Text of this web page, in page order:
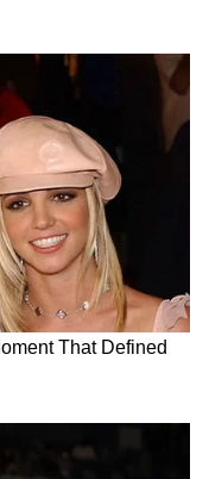
ओपन फाउंडेशनल
विकारों के
उद्देश्य से
व्यापक प्रयासों
के ओपन
प्रयास का
अपने TribeV2
करने के लिए
रूप से